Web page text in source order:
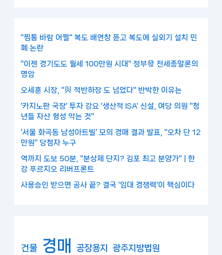
"찜통 바람 어쩔" 복도 배연창 뜯고 복도에 실외기 설치 민
폐 논란
"이젠 경기도도 월세 100만원 시대" 정부發 전세종말론의
명암
오세훈 시장, "與 적반하장 도 넘었다" 반박한 이유는
'카지노판 국장' 투자 강요 '생산적 ISA' 신설, 여당 의원 "청
년들 자산 형성 막는 것"
'서울 화곡동 남성아트빌' 모의 경매 결과 발표, "오차 단 12
만원" 당첨자 누구
역까지 도보 50분, "분상제 단지? 김포 최고 분양가" | 한
강 푸르지오 리버프론트
사용승인 받으면 공사 끝? 결국 '임대 경쟁력'이 핵심이다
건물 경매 공장용지 광주지방법원